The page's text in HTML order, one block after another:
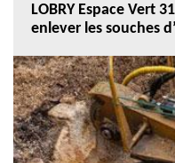
LOBRY Espace Vert
enlever les souches